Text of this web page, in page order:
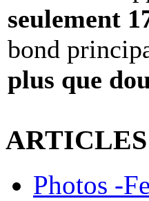
seulement
bond
plus que
Photos -